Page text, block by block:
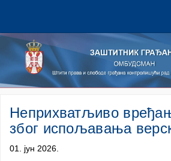
Неприхватљиво
због испољавања
01. јун 2026.